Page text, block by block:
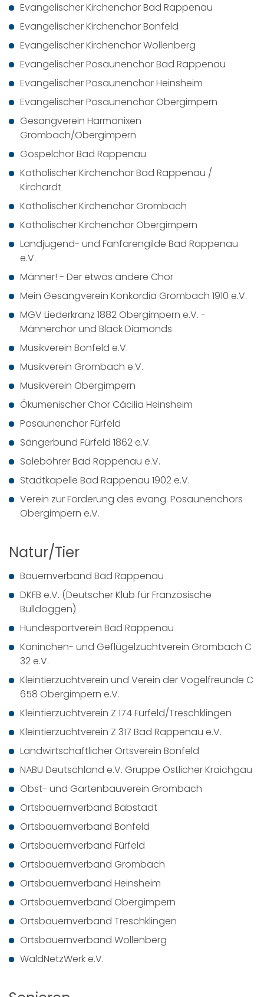
Evangelischer Kirchenchor Bad Rappenau
Evangelischer Kirchenchor Bonfeld
Evangelischer Kirchenchor Wollenberg
Evangelischer Posaunenchor Bad Rappenau
Evangelischer Posaunenchor Heinsheim
Evangelischer Posaunenchor Obergimpern
Gesangverein Harmonixen
Grombach/Obergimpern
Gospelchor Bad Rappenau
Katholischer Kirchenchor Bad Rappenau /
Kirchardt
Katholischer Kirchenchor Grombach
Katholischer Kirchenchor Obergimpern
Landjugend- und Fanfarengilde Bad Rappenau
e.V.
Männer! - Der etwas andere Chor
Mein Gesangverein Konkordia Grombach 1910 e.V.
MGV Liederkranz 1882 Obergimpern e.V. -
Männerchor und Black Diamonds
Musikverein Bonfeld e.V.
Musikverein Grombach e.V.
Musikverein Obergimpern
Ökumenischer Chor Cäcilia Heinsheim
Posaunenchor Fürfeld
Sängerbund Fürfeld 1862 e.V.
Solebohrer Bad Rappenau e.V.
Stadtkapelle Bad Rappenau 1902 e.V.
Verein zur Förderung des evang. Posaunenchors
Obergimpern e.V.
Natur/Tier
Bauernverband Bad Rappenau
DKFB e.V. (Deutscher Klub für Französische
Bulldoggen)
Hundesportverein Bad Rappenau
Kaninchen- und Geflügelzuchtverein Grombach C
32 e.V.
Kleintierzuchtverein und Verein der Vogelfreunde C
658 Obergimpern e.V.
Kleintierzuchtverein Z 174 Fürfeld/Treschklingen
Kleintierzuchtverein Z 317 Bad Rappenau e.V.
Landwirtschaftlicher Ortsverein Bonfeld
NABU Deutschland e.V. Gruppe Östlicher Kraichgau
Obst- und Gartenbauverein Grombach
Ortsbauernverband Babstadt
Ortsbauernverband Bonfeld
Ortsbauernverband Fürfeld
Ortsbauernverband Grombach
Ortsbauernverband Heinsheim
Ortsbauernverband Obergimpern
Ortsbauernverband Treschklingen
Ortsbauernverband Wollenberg
WaldNetzWerk e.V.